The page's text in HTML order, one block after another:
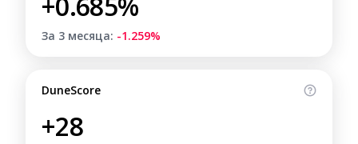
За 3 месяца: -1.259%
DuneScore
+28